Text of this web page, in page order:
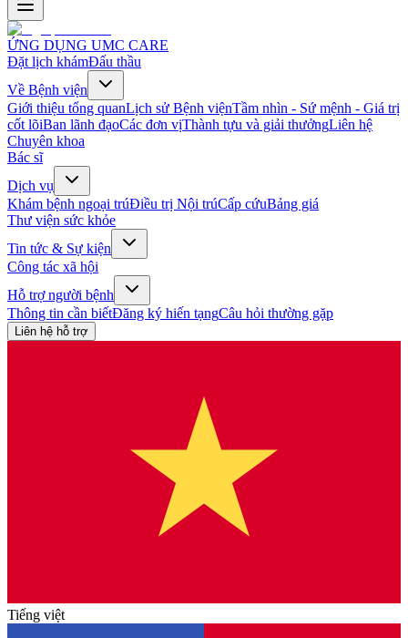
ỨNG DỤNG UMC CARE
Đặt lịch khámĐấu thầu
Về Bệnh viện
Giới thiệu tổng quanLịch sử Bệnh việnTầm nhìn - Sứ mệnh - Giá trị
cốt lõiBan lãnh đạoCác đơn vịThành tựu và giải thưởngLiên hệ
Chuyên khoa
Bác sĩ
Dịch vụ
Khám bệnh ngoại trúĐiều trị Nội trúCấp cứuBảng giá
Thư viện sức khỏe
Tin tức & Sự kiện
Công tác xã hội
Hỗ trợ người bệnh
Thông tin cần biếtĐăng ký hiến tạngCâu hỏi thường gặp
Liên hệ hỗ trợ
Tiếng việt